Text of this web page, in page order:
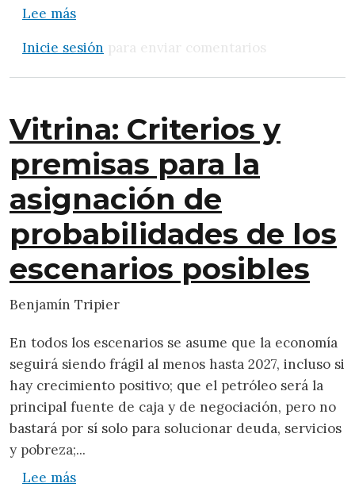
Lee mássobre Sobre la arrogancia de los
Inicie sesión para enviar comentarios
Vitrina: Criterios y
premisas para la
asignación de
probabilidades de los
escenarios posibles
Benjamín Tripier
En todos los escenarios se asume que la economía
seguirá siendo frágil al menos hasta 2027, incluso si
hay crecimiento positivo; que el petróleo será la
principal fuente de caja y de negociación, pero no
bastará por sí solo para solucionar deuda, servicios
y pobreza;...
Lee mássobre Vitrina: Criterios y premisas para la